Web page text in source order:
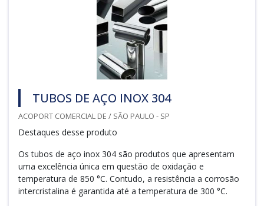
TUBOS DE AÇO INOX 304
ACOPORT COMERCIAL DE / SÃO PAULO - SP
Destaques desse produto
Os tubos de aço inox 304 são produtos que apresentam
uma excelência única em questão de oxidação e
temperatura de 850 °C. Contudo, a resistência a corrosão
intercristalina é garantida até a temperatura de 300 °C.